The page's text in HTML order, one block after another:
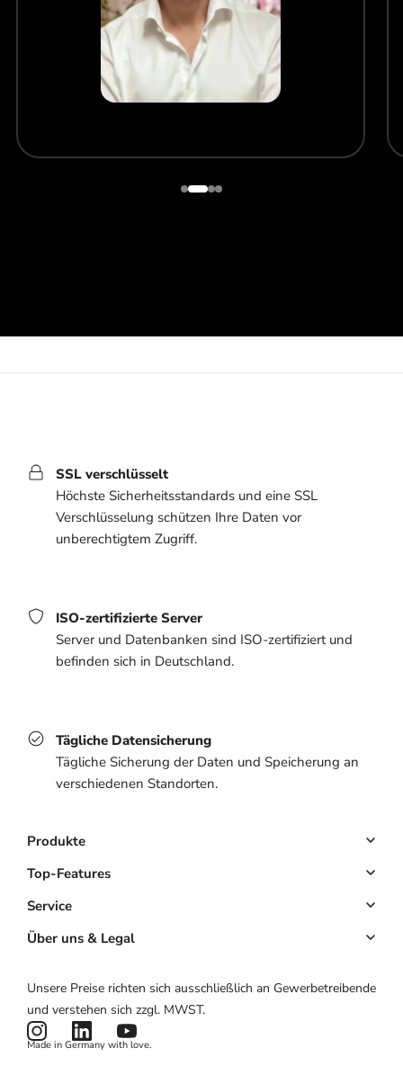
SSL verschlüsselt
Höchste Sicherheitsstandards und eine SSL
Verschlüsselung schützen Ihre Daten vor
unberechtigtem Zugriff.
ISO-zertifizierte Server
Server und Datenbanken sind ISO-zertifiziert und
befinden sich in Deutschland.
Tägliche Datensicherung
Tägliche Sicherung der Daten und Speicherung an
verschiedenen Standorten.
Produkte
Buchungssystem
Kassensystem
Komplettlösung
Hardware
Preise
Top-Features
Online-Terminbuchung
Kundenmanagement
Mobiles Kassensystem
Kartenlesegerät
Service
Key Account
Potenzialrechner
Über uns & Legal
Impressum
AGB
Unsere Preise richten sich ausschließlich an Gewerbetreibende
und verstehen sich zzgl. MWST.
Made in Germany with love.